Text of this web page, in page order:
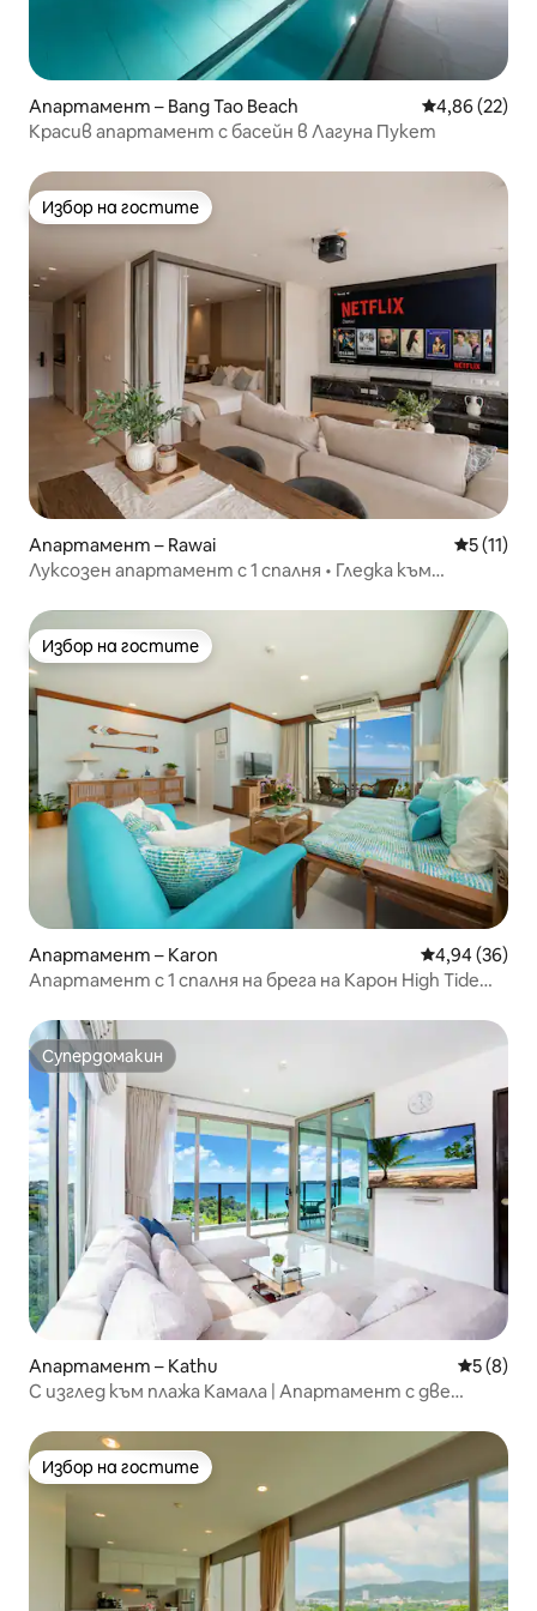
Апартамент – Bang Tao Beach Средна
4,86 (22)
Красив апартамент с басейн в Лагуна Пукет
Избор на гостите
Избор на гостите
Апартамент – Rawai Средна
5 (11)
Луксозен апартамент с 1 спалня • Гледка към
Избор на гостите
Избор на гостите
Апартамент – Karon Средна
4,94 (36)
Апартамент с 1 спалня на брега на Карон High Tide
Супердомакин
Супердомакин
Апартамент – Kathu Средна
5 (8)
С изглед към плажа Камала | Апартамент с две
изглед + самостоятелен басейн | Прекрасен залез |
400 метра пеша до плажа | A82
Избор на гостите
Избор на гостите